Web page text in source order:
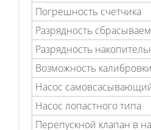
Погрешность счетчика
Разрядность
Разрядность
Возможность
Насос
Насос лопастного типа
Перепускной клапан в